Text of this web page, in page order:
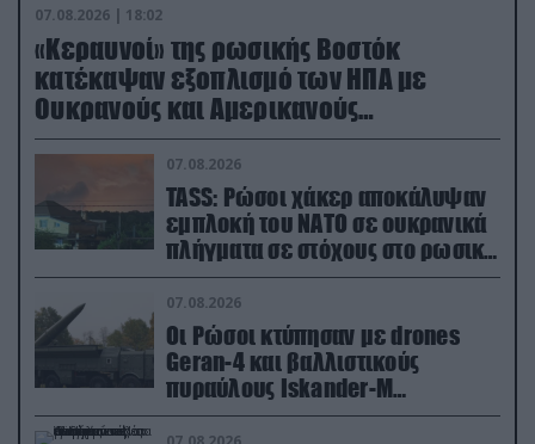
07.08.2026 | 18:02
«Κεραυνοί» της ρωσικής Βοστόκ
κατέκαψαν εξοπλισμό των ΗΠΑ με
Ουκρανούς και Αμερικανούς
μισθοφόρους – Δείτε βίντεο
07.08.2026
TASS: Ρώσοι χάκερ αποκάλυψαν
εμπλοκή του ΝΑΤΟ σε ουκρανικά
πλήγματα σε στόχους στο ρωσικό
έδαφος!
07.08.2026
Οι Ρώσοι κτύπησαν με drones
Geran-4 και βαλλιστικούς
πυραύλους Iskander-M
ουκρανικό τρένο με στρατιωτικό